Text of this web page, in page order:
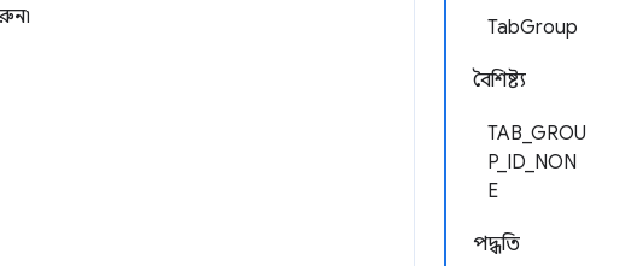
TabGroup
বৈশিষ্ট্য
TAB_GROU
P_ID_NON
E
পদ্ধতি